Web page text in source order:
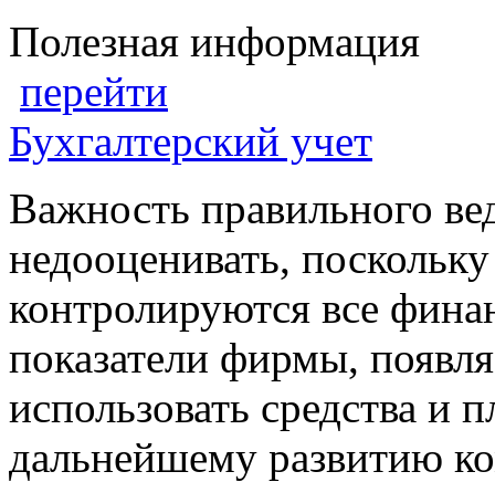
Полезная информация
перейти
Бухгалтерский учет
Важность правильного
недооценивать,
контролируются все
показатели фирмы,
использовать средства и
дальнейшему развитию